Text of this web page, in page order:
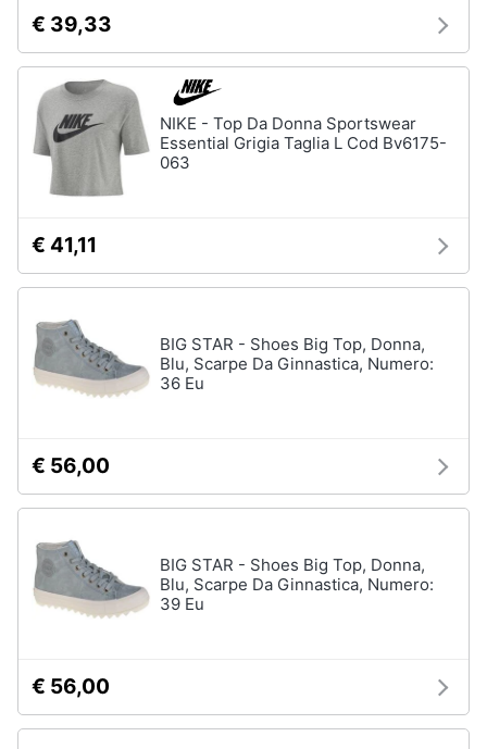
Libri,
cd
dvd
Festività
ricorrenze
Promozioni
Servizi
Esci
Occhiali
sole
shirt
Felpa
tutti
Orologi
Smartwatch
Orologi
uomo
€ 39,33
NIKE - Top Da Donna Sportswear
Essential Grigia Taglia L Cod Bv6175-
063
€ 41,11
BIG STAR - Shoes Big Top, Donna,
Blu, Scarpe Da Ginnastica, Numero:
36 Eu
€ 56,00
BIG STAR - Shoes Big Top, Donna,
Blu, Scarpe Da Ginnastica, Numero:
39 Eu
€ 56,00